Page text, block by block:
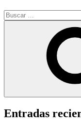
Buscar
por:
Entradas